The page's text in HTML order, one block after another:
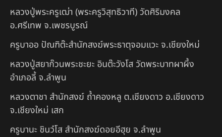
หลวงปู่พระครูเฒ่า (พระครูวิสุทธิวาที) วัดศิริมงคล
อ.ศรีเทพ จ.เพชรบูรณ์
ครูบาออ ปัณฑิต๊ะสำนักสงฆ์พระธาตุจอมแวะ จ.เชียงใหม่
หลวงปู่สยาก๊วนพระชะยะ อินต๊ะวังโส วัดพระบาทผาผึ้ง
อำเภอลี้ จ.ลำพูน
หลวงตาชา สำนักสงฆ์ ถ้ำคองหลู ต.เชียงดาว อ.เชียงดาว
จ.เชียงใหม่ เสก
ครูบานะ ชินวํโส สำนักสงฆ์ดอยอีฮุย จ.ลำพูน